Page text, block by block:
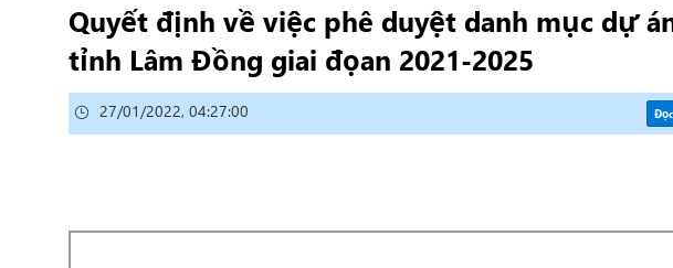
Quyết định về việc phê duyệt danh mục dự
tỉnh Lâm Đồng giai đọan 2021-2025
27/01/2022, 04:27:00